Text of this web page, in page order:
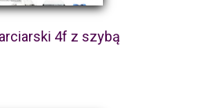
4f z szybą